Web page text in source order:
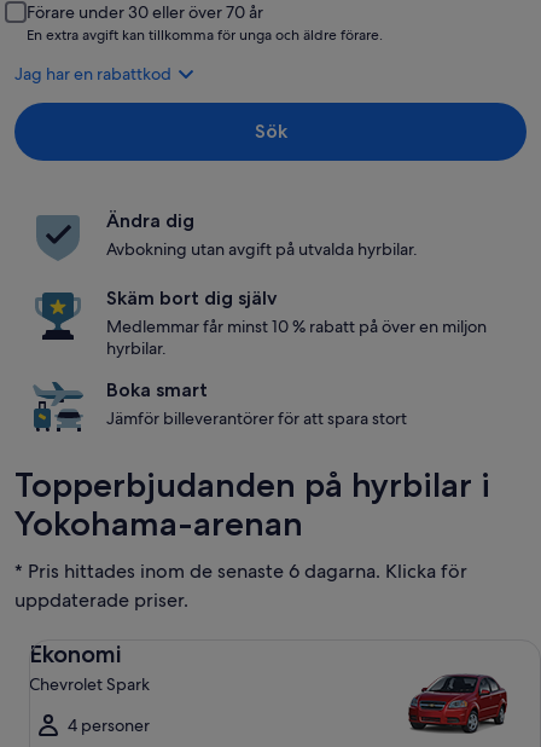
Förare under 30 eller över 70 år
En extra avgift kan tillkomma för unga och äldre förare.
Jag har en rabattkod
Sök
Ändra dig
Avbokning utan avgift på utvalda hyrbilar.
Skäm bort dig själv
Medlemmar får minst 10 % rabatt på över en miljon
hyrbilar.
Boka smart
Jämför billeverantörer för att spara stort
Topperbjudanden på hyrbilar i
Yokohama-arenan
* Pris hittades inom de senaste 6 dagarna. Klicka för
uppdaterade priser.
Ekonomi
Chevrolet Spark
4 personer